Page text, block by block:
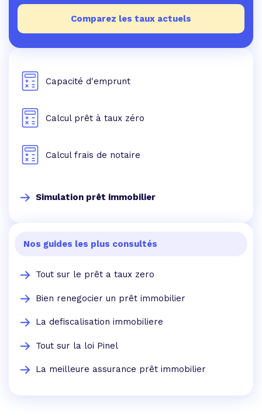
Comparez les taux actuels
Capacité d'emprunt
Calcul prêt à taux zéro
Calcul frais de notaire
Simulation prêt immobilier
Nos guides les plus consultés
Tout sur le prêt a taux zero
Bien renegocier un prêt immobilier
La defiscalisation immobiliere
Tout sur la loi Pinel
La meilleure assurance prêt immobilier